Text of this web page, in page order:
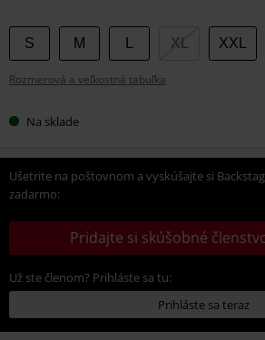
Vyberte
si
veľkosť
S M XL XXL
Rozmerová a veľkostná tabuľka
Na sklade
Ušetrite na poštovnom a vyskúšajte si
zadarmo:
Pridajte si skúšobné
Už ste členom? Prihláste sa tu:
Prihláste sa teraz